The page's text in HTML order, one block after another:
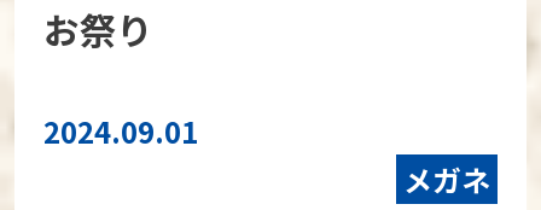
お祭り
2024.09.01
メガネ